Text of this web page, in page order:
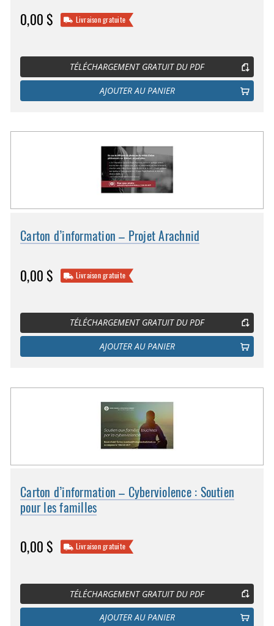
0,00 $ Livraison gratuite
TÉLÉCHARGEMENT GRATUIT DU PDF
AJOUTER AU PANIER
Carton d’information – Projet Arachnid
0,00 $ Livraison gratuite
TÉLÉCHARGEMENT GRATUIT DU PDF
AJOUTER AU PANIER
Carton d’information – Cyberviolence : Soutien
pour les familles
0,00 $ Livraison gratuite
TÉLÉCHARGEMENT GRATUIT DU PDF
AJOUTER AU PANIER